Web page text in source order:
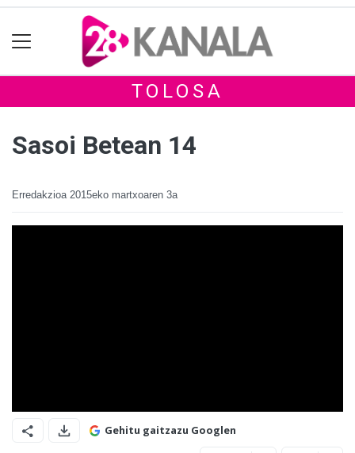
TOLOSA
Sasoi Betean 14
Erredakzioa 2015eko martxoaren 3a
Gehitu gaitzazu Googlen